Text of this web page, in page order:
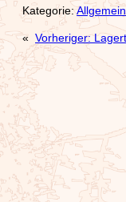
Kategorie:Allgemein
« Vorheriger: